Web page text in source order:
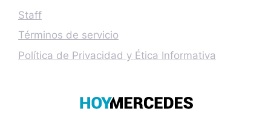
Staff
Términos de servicio
Política de Privacidad y Ética Informativa